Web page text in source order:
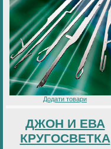
Додати товари
ДЖОН И ЕВА
КРУГОСВЕТКА